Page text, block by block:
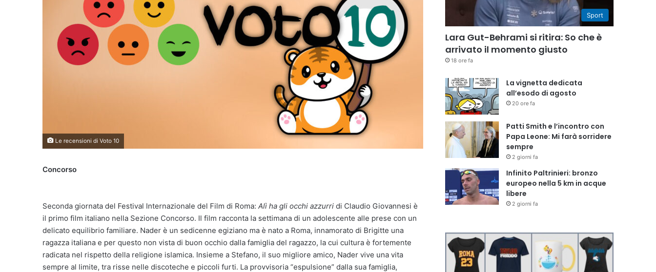
Le recensioni di Voto 10
Concorso
Seconda giornata del Festival Internazionale del Film di Roma: Alì ha gli occhi azzurri di Claudio Giovannesi è
il primo film italiano nella Sezione Concorso. Il film racconta la settimana di un adolescente alle prese con un
delicato equilibrio familiare. Nader è un sedicenne egiziano ma è nato a Roma, innamorato di Brigitte una
ragazza italiana e per questo non vista di buon occhio dalla famiglia del ragazzo, la cui cultura è fortemente
radicata nel rispetto della religione islamica. Insieme a Stefano, il suo migliore amico, Nader vive una vita
sempre al limite, tra risse nelle discoteche e piccoli furti. La provvisoria “espulsione” dalla sua famiglia,
Sport
Lara Gut-Behrami si ritira: So che è
arrivato il momento giusto
18 ore fa
La vignetta dedicata
all’esodo di agosto
20 ore fa
Patti Smith e l’incontro con
Papa Leone: Mi farà sorridere
sempre
2 giorni fa
Infinito Paltrinieri: bronzo
europeo nella 5 km in acque
libere
2 giorni fa